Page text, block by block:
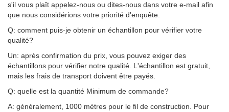
s'il vous plaît appelez-nous ou dites-nous dans votre e-mail afin
que nous considérions votre priorité d'enquête.
Q: comment puis-je obtenir un échantillon pour vérifier votre
qualité?
Un: après confirmation du prix, vous pouvez exiger des
échantillons pour vérifier notre qualité. L'échantillon est gratuit,
mais les frais de transport doivent être payés.
Q: quelle est la quantité Minimum de commande?
A: généralement, 1000 mètres pour le fil de construction. Pour